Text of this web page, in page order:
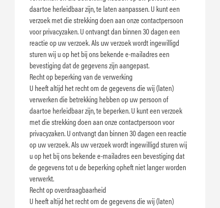
daartoe herleidbaar zijn, te laten aanpassen. U kunt een
verzoek met die strekking doen aan onze contactpersoon
voor privacyzaken. U ontvangt dan binnen 30 dagen een
reactie op uw verzoek. Als uw verzoek wordt ingewilligd
sturen wij u op het bij ons bekende e-mailadres een
bevestiging dat de gegevens zijn aangepast.
Recht op beperking van de verwerking
U heeft altijd het recht om de gegevens die wij (laten)
verwerken die betrekking hebben op uw persoon of
daartoe herleidbaar zijn, te beperken. U kunt een verzoek
met die strekking doen aan onze contactpersoon voor
privacyzaken. U ontvangt dan binnen 30 dagen een reactie
op uw verzoek. Als uw verzoek wordt ingewilligd sturen wij
u op het bij ons bekende e-mailadres een bevestiging dat
de gegevens tot u de beperking opheft niet langer worden
verwerkt.
Recht op overdraagbaarheid
U heeft altijd het recht om de gegevens die wij (laten)